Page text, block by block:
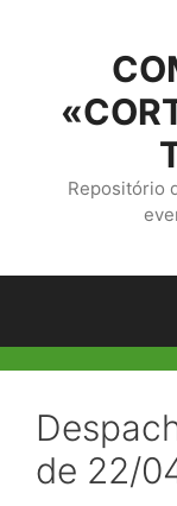
conteúdo
Repositório
de 22/